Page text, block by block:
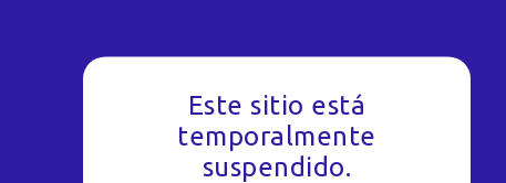
Este sitio está
temporalmente
suspendido.